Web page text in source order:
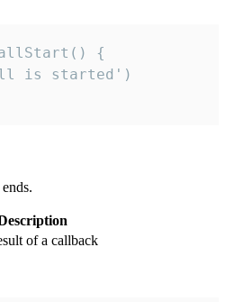
{
is started')
of a callback